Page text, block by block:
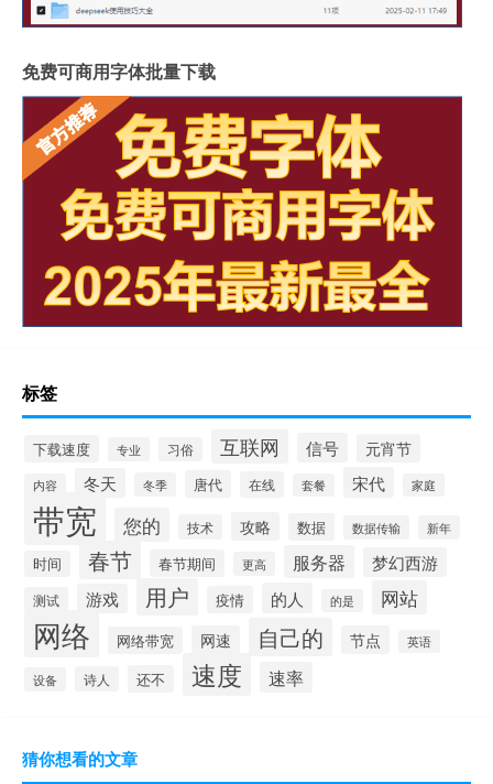
免费可商用字体批量下载
标签
下载速度 专业 习俗 互联网 信号 元宵节
内容 冬天 冬季 唐代 在线 套餐 宋代 家庭
带宽 您的 技术 攻略 数据 数据传输 新年
时间 春节 春节期间 更高 服务器 梦幻西游
测试 游戏 用户 疫情 的人 的是 网站
网络 网络带宽 网速 自己的 节点 英语
设备 诗人 还不 速度 速率
猜你想看的文章